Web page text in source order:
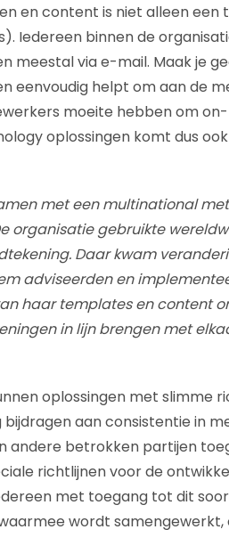
en content is niet alleen een
Iedereen binnen de
meestal via e-mail. Maak je
eenvoudig helpt om aan de
moeite hebben om
oplossingen komt dus
met een multinational
organisatie gebruikte
Daar kwam
adviseerden en
haar templates en content
in lijn brengen met
oplossingen met slimme
aan consistentie in
andere betrokken partijen
richtlijnen voor de
met toegang tot dit
wordt